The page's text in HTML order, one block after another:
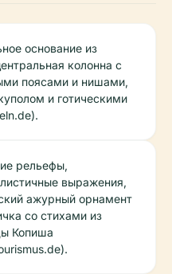
основание из
колонна с
поясами и нишами,
и готическими
рельефы,
выражения,
ажурный орнамент
со стихами из
Копиша